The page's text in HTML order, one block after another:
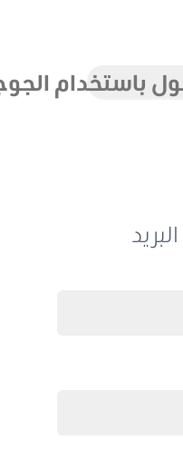
باستخدام الجوجل